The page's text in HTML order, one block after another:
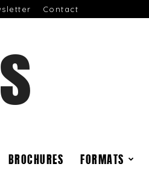
Contact
BROCHURES FORMATS